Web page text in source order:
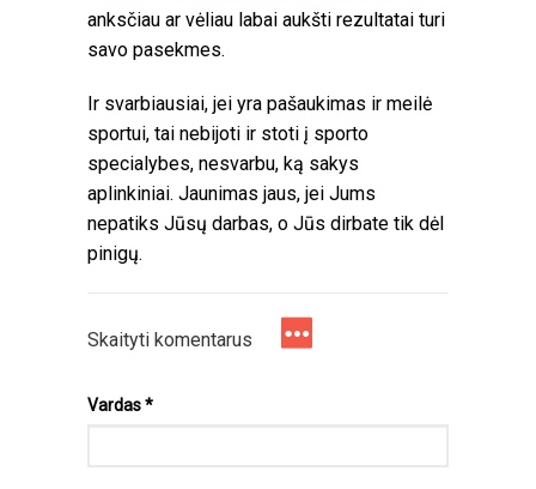
anksčiau ar vėliau labai aukšti rezultatai turi
savo pasekmes.
Ir svarbiausiai, jei yra pašaukimas ir meilė
sportui, tai nebijoti ir stoti į sporto
specialybes, nesvarbu, ką sakys
aplinkiniai. Jaunimas jaus, jei Jums
nepatiks Jūsų darbas, o Jūs dirbate tik dėl
pinigų.
Skaityti komentarus
Vardas*